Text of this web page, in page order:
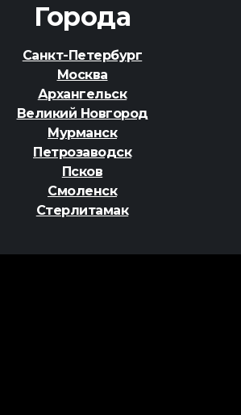
Города
Санкт-Петербург
Москва
Архангельск
Великий Новгород
Мурманск
Петрозаводск
Псков
Смоленск
Стерлитамак